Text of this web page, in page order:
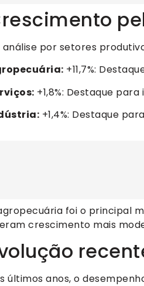
análise por setores
+11,7%:
+1,8%: Destaque
+1,4%: Destaque
foi o principal
crescimento mais
últimos anos, o